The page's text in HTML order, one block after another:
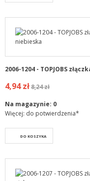
2006-1204 - TOPJOBS
4,94 zł8,24 zł
Na magazynie: 0
Więcej: do potwierdzenia*
DO KOSZYKA